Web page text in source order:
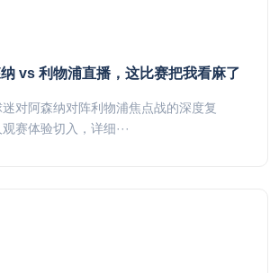
vs 利物浦直播，这比赛把我看麻了
对阿森纳对阵利物浦焦点战的深度复
赛体验切入，详细···